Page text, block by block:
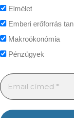
Elmélet
Emberi erőforrás
Makroökonómia
Pénzügyek